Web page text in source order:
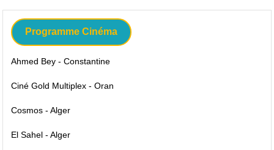
Programme Cinéma
Ahmed Bey - Constantine
Ciné Gold Multiplex - Oran
Cosmos - Alger
El Sahel - Alger